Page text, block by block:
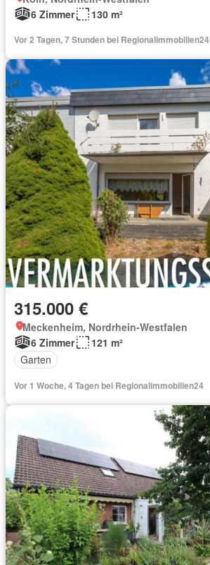
6 Zimmer
130 m²
Vor 2 Tagen, 7 Stunden bei Regionalimmobilien24
315.000 €
Meckenheim, Nordrhein-Westfalen
6 Zimmer
121 m²
Garten
Vor 1 Woche, 4 Tagen bei Regionalimmobilien24